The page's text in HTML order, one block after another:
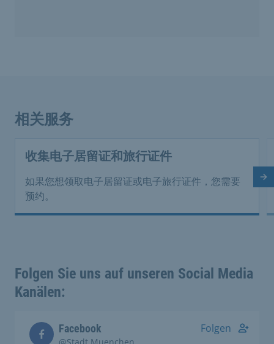
相关服务
收集电子居留证和旅行证件
如果您想领取电子居留证或电子旅行证件，您需要
预约。
Folgen Sie uns auf unseren Social Media
Kanälen:
Facebook Folgen